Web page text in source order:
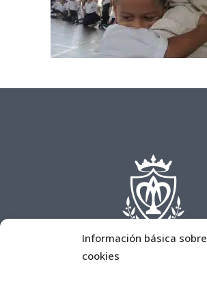
Información básica sobre
cookies